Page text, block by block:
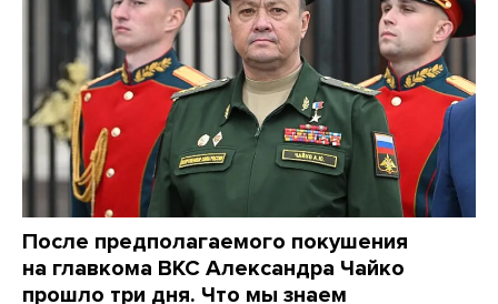
После предполагаемого покушения
на главкома ВКС Александра Чайко
прошло три дня. Что мы знаем